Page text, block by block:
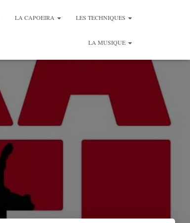
LA CAPOEIRA LES TECHNIQUES
LA MUSIQUE